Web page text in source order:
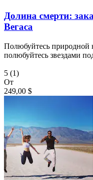
Долина смерти:
Вегаса
Полюбуйтесь
полюбуйтесь звездами
5 (1)
От
249,00 $